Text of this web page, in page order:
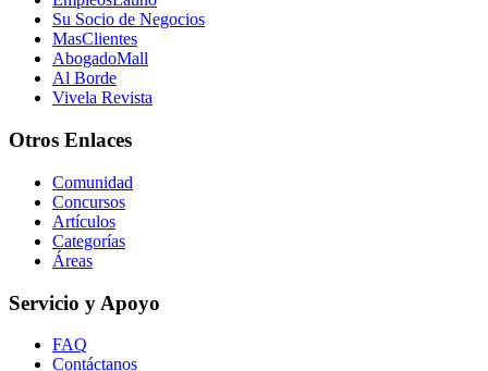
Su Socio de Negocios
MasClientes
AbogadoMall
Al Borde
Vivela Revista
Otros Enlaces
Comunidad
Concursos
Artículos
Categorías
Áreas
Servicio y Apoyo
FAQ
Contáctanos